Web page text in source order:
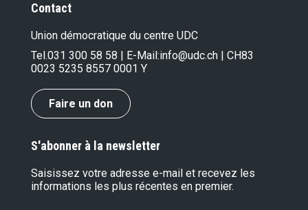
Contact
Union démocratique du centre UDC
Tel.031 300 58 58 | E-Mail:info@udc.ch | CH83
0023 5235 8557 0001 Y
Faire un don
S'abonner à la newsletter
Saisissez votre adresse e-mail et recevez les
informations les plus récentes en premier.